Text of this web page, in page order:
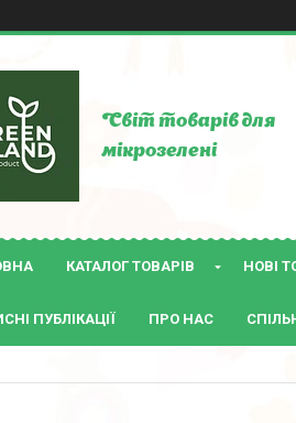
Світ товарів для
мікрозелені
КАТАЛОГ ТОВАРІВ НОВІ
ПУБЛІКАЦІЇ ПРО НАС